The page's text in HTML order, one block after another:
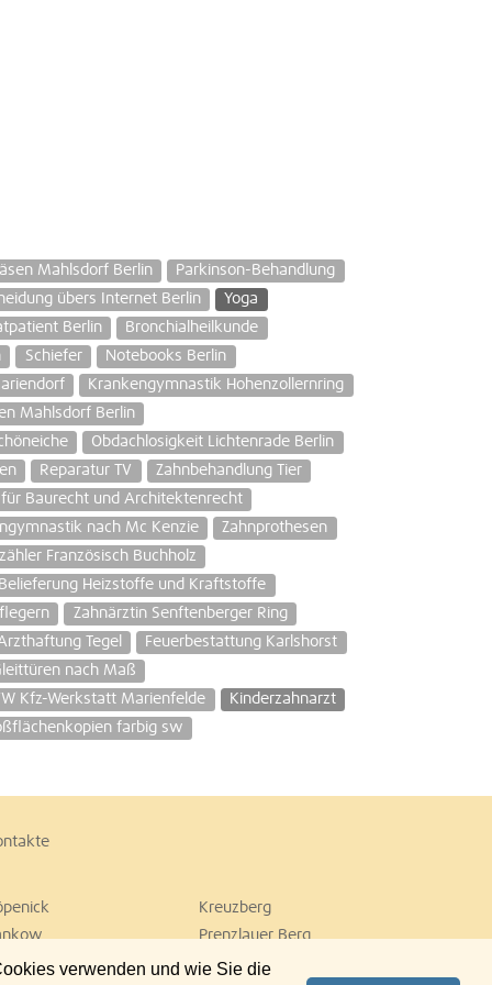
verwenden und wie Sie die
Mahlsdorf Berlin
Parkinson-Behandlung
übers Internet Berlin
Yoga
Berlin
Bronchialheilkunde
Schiefer
Notebooks Berlin
Krankengymnastik Hohenzollernring
Mahlsdorf Berlin
Obdachlosigkeit Lichtenrade Berlin
Reparatur TV
Zahnbehandlung Tier
Baurecht und Architektenrecht
nach Mc Kenzie
Zahnprothesen
Französisch Buchholz
Belieferung Heizstoffe und Kraftstoffe
Zahnärztin Senftenberger Ring
Tegel
Feuerbestattung Karlshorst
nach Maß
Kfz-Werkstatt Marienfelde
Kinderzahnarzt
farbig sw
Kreuzberg
Prenzlauer Berg
Tiergarten